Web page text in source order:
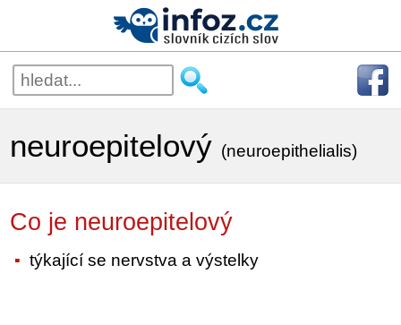
neuroepitelový (neuroepithelialis)
Co je neuroepitelový
týkající se nervstva a výstelky